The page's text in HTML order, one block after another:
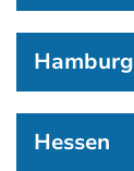
Hamburg
Hessen